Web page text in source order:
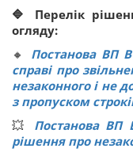
🔷 Перелік
огляду:
🔸 Постанова ВП
справі про
незаконного і не
з пропуском
💥 Постанова ВП
рішення про